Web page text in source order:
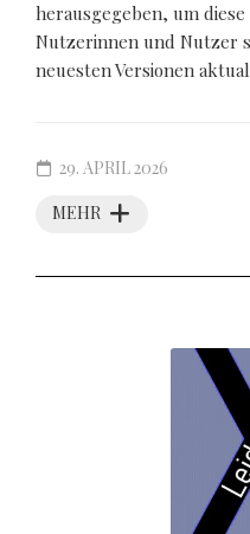
herausgegeben, um
Nutzerinnen und Nutzer
neuesten Versionen
MEHR
29. APRIL 2026